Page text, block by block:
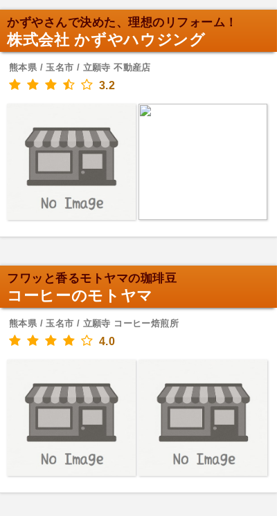
かずやさんで決めた、理想のリフォーム！
株式会社 かずやハウジング
熊本県 / 玉名市 / 立願寺 不動産店
3.2
フワッと香るモトヤマの珈琲豆
コーヒーのモトヤマ
熊本県 / 玉名市 / 立願寺 コーヒー焙煎所
4.0